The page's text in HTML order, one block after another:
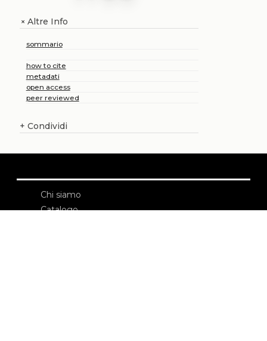
+Altre Info
sommario
how to cite
metadati
open access
peer reviewed
+ Condividi
Chi siamo
Catalogo